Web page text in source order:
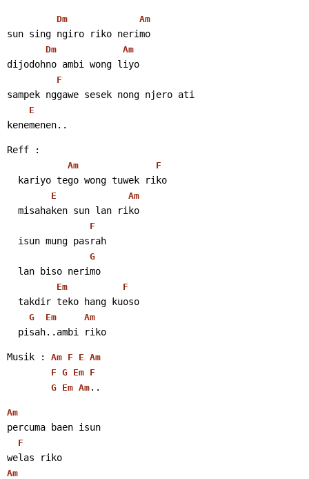
Dm Am
sun sing ngiro riko nerimo
Dm Am
dijodohno ambi wong liyo
F
sampek nggawe sesek nong njero ati
E
kenemenen..
Reff :
Am F
  kariyo tego wong tuwek riko
E Am
  misahaken sun lan riko
F
  isun mung pasrah
G
  lan biso nerimo
Em F
  takdir teko hang kuoso
G Em Am
  pisah..ambi riko
Musik : Am F E Am
F G Em F
G Em Am ..
Am
percuma baen isun
F
welas riko
Am